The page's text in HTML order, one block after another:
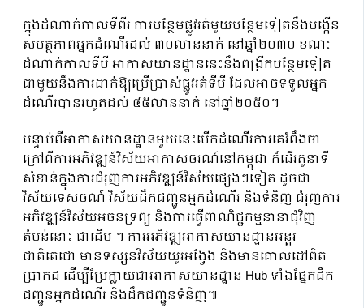
ក្នុងដំណាក់កាលទីពីរ ការបន្ថែមផ្លូវរត់មួយបន្ថែមទៀតនឹងបង្កើន
សមត្ថភាពអ្នកដំណើរដល់ ៣០លាននាក់ នៅឆ្នាំ២០៣០ ខណៈ
ដំណាក់កាលទីបី អាកាសយានដ្ឋាននេះនឹងពង្រីកបន្ថែមទៀត
ជាមួយនឹងការដាក់ឱ្យប្រើប្រាស់ផ្លូវរត់ទីបី ដែលអាចទទួលអ្នក
ដំណើរបានរហូតដល់ ៤៥លាននាក់ នៅឆ្នាំ២០៥០។
បន្ទាប់ពីអាកាសយានដ្ឋានមួយនេះបើកដំណើរការគេរំពឹងថា
ក្រៅពីការអភិវឌ្ឍន៍វិស័យអាកាសចរណ៍នៅកម្ពុជា ក៏ដើរតួនាទី
សំខាន់ក្នុងការជំរុញការអភិវឌ្ឍន៍វិស័យផ្សេងៗទៀត ដូចជា
វិស័យទេសចណ៍ វិស័យដឹកជញ្ជូនអ្នកដំណើរ និងទំនិញ ជំរុញការ
អភិវឌ្ឍន៍វិស័យអចនទ្រព្យ និងការធ្វើពាណិជ្ជកម្មនានាជុំវិញ
តំបន់នោះ ជាដើម ។ ការអភិវឌ្ឍអាកាសយានដ្ឋានអន្តរ
ជាតិតេជោ មានទស្សនវិស័យយូរអង្វែង និងមានគោលដៅពិត
ប្រាកដ ដើម្បីប្រែក្លាយជាអាកាសយានដ្ឋាន Hub ទាំងផ្នែកដឹក
ជញ្ជូនអ្នកដំណើរ និងដឹកជញ្ជូនទំនិញ៕